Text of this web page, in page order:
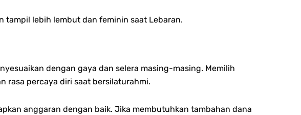
tampil lebih lembut dan feminin saat Lebaran.
dengan gaya dan selera masing-masing. Memilih
rasa percaya diri saat bersilaturahmi.
anggaran dengan baik. Jika membutuhkan tambahan dana